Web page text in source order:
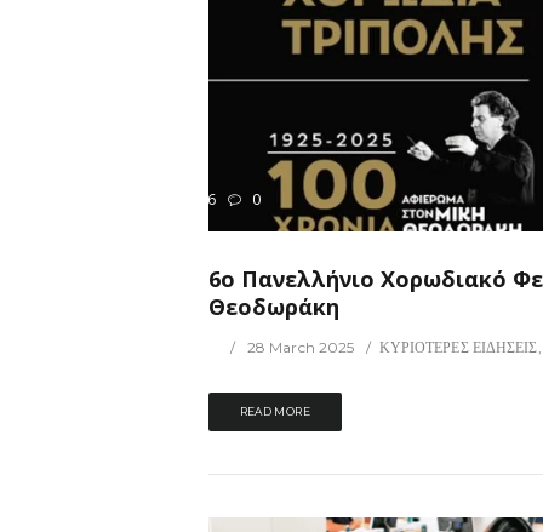
116 0
6ο Πανελλήνιο Χορωδιακό
Θεοδωράκη
28 March 2025 ΚΥΡΙΟΤΕΡΕΣ ΕΙΔΗΣΕΙΣ
READ MORE